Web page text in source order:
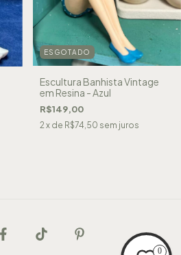
ESGOTADO
Escultura Banhista Vintage
em Resina - Azul
R$149,00
2 x de R$74,50 sem juros
0